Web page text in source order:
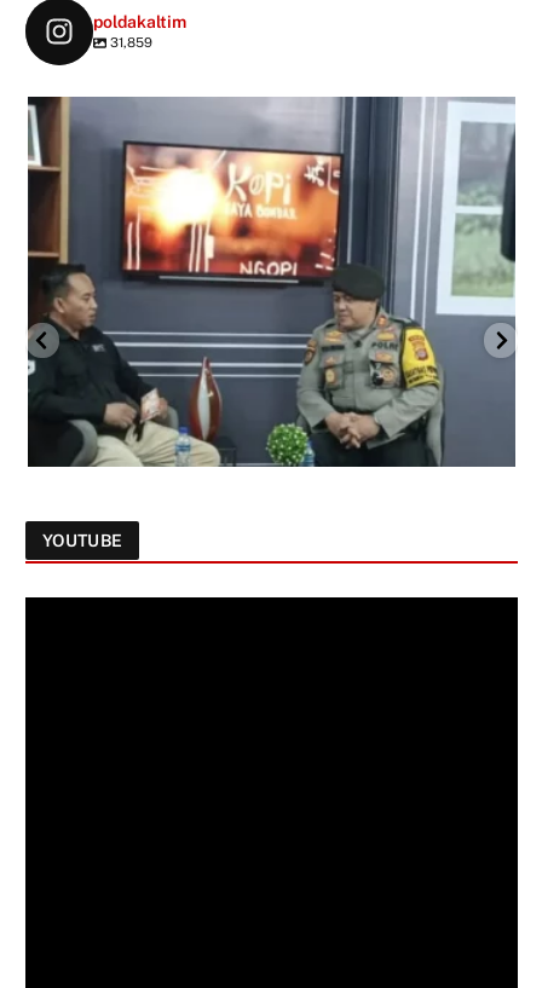
poldakaltim
31,859
YOUTUBE